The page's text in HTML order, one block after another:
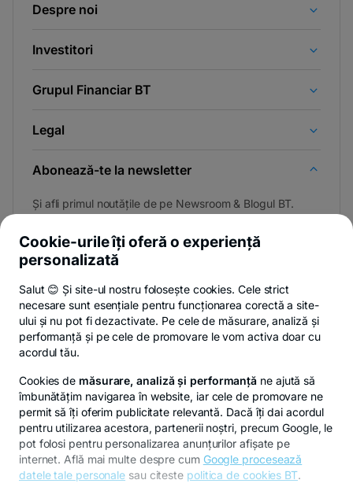
Despre noi
Investitori
Grupul Financiar BT
Legal
Abonează-te la newsletter
Și afli primul noutățile de pe Newsroom & Blogul BT.
Privacy HubPolitica de confidențialitatePolitica de cookies
© Copyright 2026 Banca Transilvania. Toate drepturile
rezervate.
Cookie-urile îți oferă o experiență
personalizată
Salut 😊 Și site-ul nostru folosește cookies. Cele strict
necesare sunt esențiale pentru funcționarea corectă a site-
ului și nu pot fi dezactivate. Pe cele de măsurare, analiză și
performanță și pe cele de promovare le vom activa doar cu
acordul tău.
Cookies de măsurare, analiză și performanță ne ajută să
îmbunătățim navigarea în website, iar cele de promovare ne
permit să îți oferim publicitate relevantă. Dacă îți dai acordul
pentru utilizarea acestora, partenerii noștri, precum Google, le
pot folosi pentru personalizarea anunțurilor afișate pe
internet. Află mai multe despre cum Google procesează
datele tale personale sau citeste politica de cookies BT.